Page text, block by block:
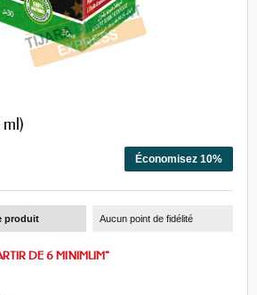
Économisez 10%
produit Aucun point de fidélité
DE 6 MINIMUM"